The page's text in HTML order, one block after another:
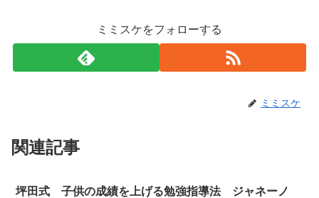
ミミスケをフォローする
ミミスケ
関連記事
坪田式 子供の成績を上げる勉強指導法 ジャネーノ